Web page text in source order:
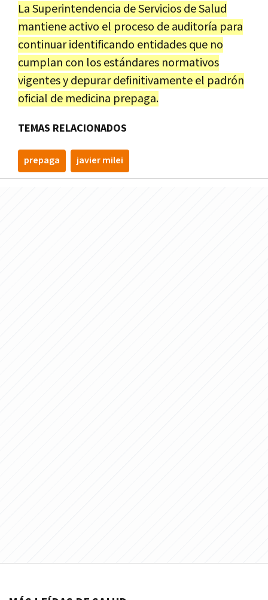
La Superintendencia de Servicios de Salud
mantiene activo el proceso de auditoría para
continuar identificando entidades que no
cumplan con los estándares normativos
vigentes y depurar definitivamente el padrón
oficial de medicina prepaga.
TEMAS RELACIONADOS
prepaga javier milei